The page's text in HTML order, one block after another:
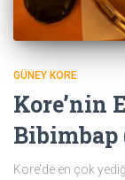
GÜNEY KORE
Kore’nin
Bibimbap
Kore’de en çok